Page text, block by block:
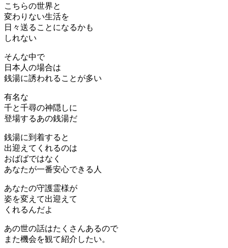
こちらの世界と
変わりない生活を
日々送ることになるかも
しれない
そんな中で
日本人の場合は
銭湯に誘われることが多い
有名な
千と千尋の神隠しに
登場するあの銭湯だ
銭湯に到着すると
出迎えてくれるのは
おばばではなく
あなたが一番安心できる人
あなたの守護霊様が
姿を変えて出迎えて
くれるんだよ
あの世の話はたくさんあるので
また機会を観て紹介したい。